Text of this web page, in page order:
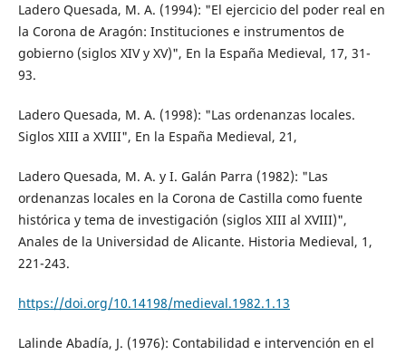
Ladero Quesada, M. A. (1994): "El ejercicio del poder real en
la Corona de Aragón: Instituciones e instrumentos de
gobierno (siglos XIV y XV)", En la España Medieval, 17, 31-
93.
Ladero Quesada, M. A. (1998): "Las ordenanzas locales.
Siglos XIII a XVIII", En la España Medieval, 21,
Ladero Quesada, M. A. y I. Galán Parra (1982): "Las
ordenanzas locales en la Corona de Castilla como fuente
histórica y tema de investigación (siglos XIII al XVIII)",
Anales de la Universidad de Alicante. Historia Medieval, 1,
221-243.
https://doi.org/10.14198/medieval.1982.1.13
Lalinde Abadía, J. (1976): Contabilidad e intervención en el